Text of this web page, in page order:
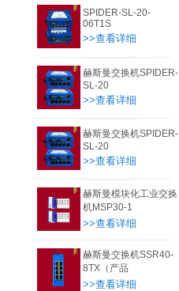
SPIDER-SL-20-
06T1S
>>查看详细
赫斯曼交换机SPIDER-
SL-20
>>查看详细
赫斯曼交换机SPIDER-
SL-20
>>查看详细
赫斯曼模块化工业交换
机MSP30-1
>>查看详细
赫斯曼交换机SSR40-
8TX（产品
>>查看详细